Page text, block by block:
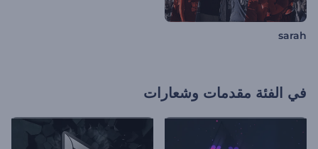
sarah
في الفئة مقدمات وشعارات